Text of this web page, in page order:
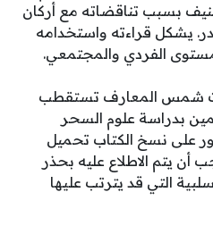
بسبب تناقضاته مع أركان
يشكل قراءته واستخدامه
الفردي والمجتمعي.
شمس المعارف تستقطب
بدراسة علوم السحر
على نسخ الكتاب تحميل
أن يتم الاطلاع عليه بحذر
التي قد يترتب عليها